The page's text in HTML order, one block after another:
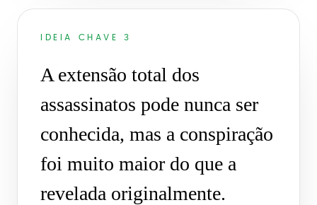
IDEIA CHAVE 3
A extensão total dos
assassinatos pode nunca ser
conhecida, mas a conspiração
foi muito maior do que a
revelada originalmente.